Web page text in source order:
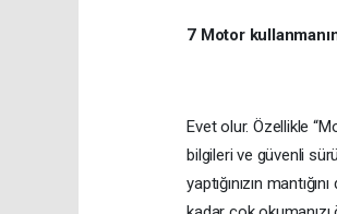
7 Motor
Evet olur. Özellikle
bilgileri ve güvenli
yaptığınızın